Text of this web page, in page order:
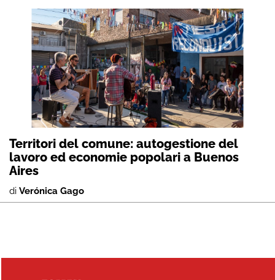
Territori del comune: autogestione del
lavoro ed economie popolari a Buenos
Aires
di Verónica Gago